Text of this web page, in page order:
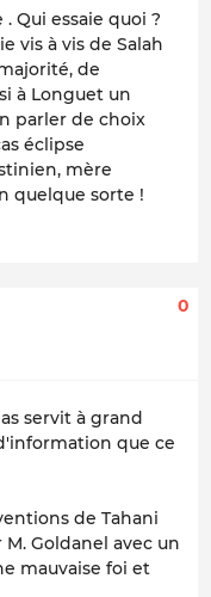
Qui essaie quoi ?
vis à vis de Salah
de
à Longuet un
parler de choix
éclipse
mère
quelque sorte !
0
servit à grand
que ce
de Tahani
Goldanel avec un
mauvaise foi et